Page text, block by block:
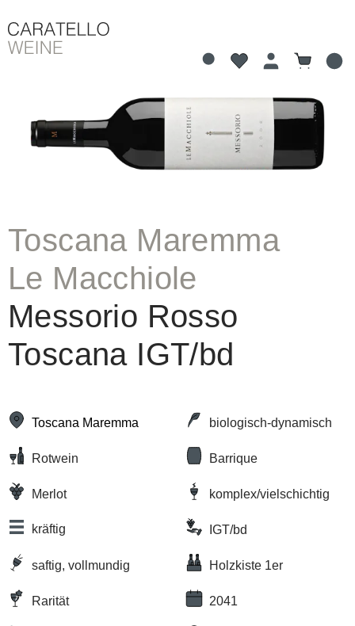
Bildergalerie überspringen
Toscana Maremma
Le Macchiole
Messorio Rosso
Toscana IGT/bd
Toscana Maremma biologisch-dynamisch
Rotwein Barrique
Merlot komplex/vielschichtig
kräftig IGT/bd
saftig, vollmundig Holzkiste 1er
Rarität 2041